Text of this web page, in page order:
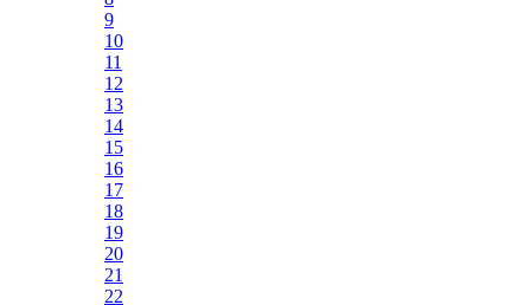
9
10
11
12
13
14
15
16
17
18
19
20
21
22